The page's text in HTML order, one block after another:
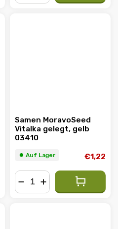
Samen MoravoSeed
Vitalka gelegt, gelb
03410
⏺︎ Auf Lager €1,22